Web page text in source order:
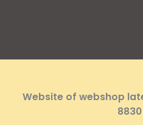
Website of webshop
8830